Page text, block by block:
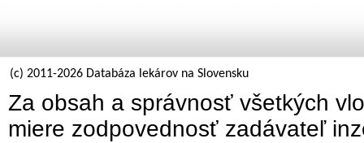
(c) 2011-2026 Databáza lekárov na Slovensku
Za obsah a správnosť všetkých
miere zodpovednosť zadávateľ